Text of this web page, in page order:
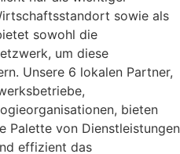
sowie als
sowohl die
um diese
Unsere 6 lokalen Partner,
bieten
Palette von Dienstleistungen
effizient das